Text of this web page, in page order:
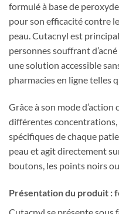
formulé à base de
pour son efficacité contre
peau. Cutacnyl est
personnes souffrant
une solution accessible
pharmacies en ligne telles
Grâce à son mode
différentes concentrations,
spécifiques de chaque
peau et agit directement
boutons, les points noirs
Présentation du produit :